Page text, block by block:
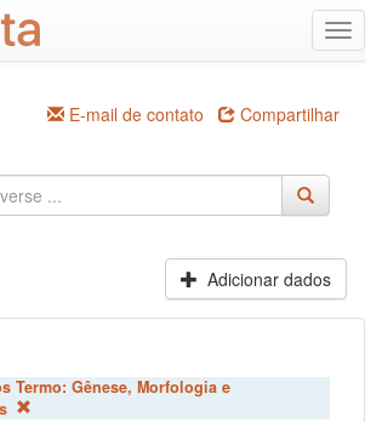
E-mail de contato Compartilhar
Adicionar dados
Termo: Gênese, Morfologia e